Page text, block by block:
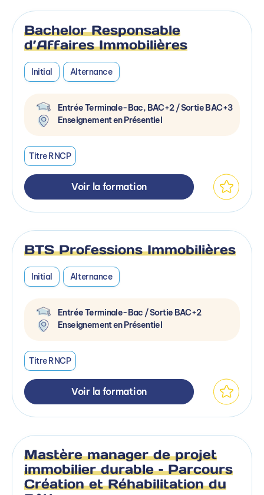
Bachelor Responsable
d’Affaires Immobilières
Initial Alternance
Entrée Terminale-Bac, BAC+2 / Sortie BAC+3
Enseignement en Présentiel
Titre RNCP
Voir la formation
BTS Professions Immobilières
Initial Alternance
Entrée Terminale-Bac / Sortie BAC+2
Enseignement en Présentiel
Titre RNCP
Voir la formation
Mastère manager de projet
immobilier durable – Parcours
Création et Réhabilitation du